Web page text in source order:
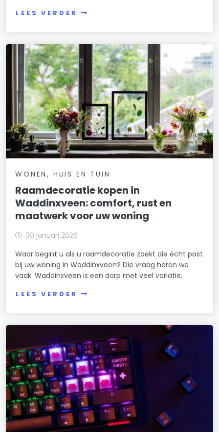
LEES VERDER
WONEN, HUIS EN TUIN
Raamdecoratie kopen in
Waddinxveen: comfort, rust en
maatwerk voor uw woning
30 januari 2026
Waar begint u als u raamdecoratie zoekt die écht past
bij uw woning in Waddinxveen? Die vraag horen we
vaak. Waddinxveen is een dorp met veel variatie.
LEES VERDER